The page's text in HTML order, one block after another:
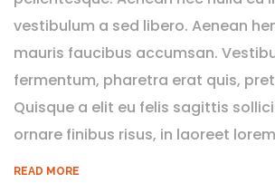
vestibulum a sed libero. Aenean
mauris faucibus accumsan.
fermentum, pharetra erat quis,
Quisque a elit eu felis sagittis
ornare finibus risus, in laoreet
READ MORE